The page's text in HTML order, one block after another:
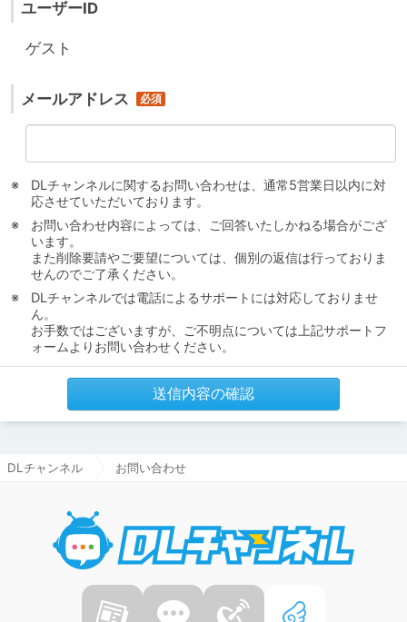
ユーザーID
ゲスト
メールアドレス
DLチャンネルに関するお問い合わせは、通常5営業日以内に対
応させていただいております。
お問い合わせ内容によっては、ご回答いたしかねる場合がござ
います。
また削除要請やご要望については、個別の返信は行っておりま
せんのでご了承ください。
DLチャンネルでは電話によるサポートには対応しておりませ
ん。
お手数ではございますが、ご不明点については上記サポートフ
ォームよりお問い合わせください。
送信内容の確認
DLチャンネル お問い合わせ